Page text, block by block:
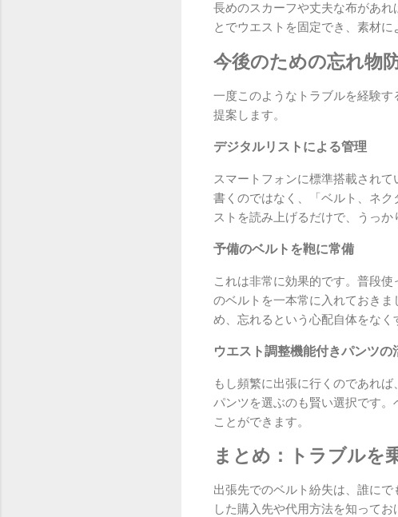
長めのスカーフや丈夫な布があ
とでウエストを固定でき、素材に
今後のための忘れ物
一度このようなトラブルを経験
提案します。
デジタルリストによる管理
スマートフォンに標準搭載され
書くのではなく、「ベルト、ネ
ストを読み上げるだけで、うっか
予備のベルトを鞄に常備
これは非常に効果的です。普段
のベルトを一本常に入れておき
め、忘れるという心配自体をなく
ウエスト調整機能付きパンツの
もし頻繁に出張に行くのであれ
パンツを選ぶのも賢い選択です
ことができます。
まとめ：トラブルを
出張先でのベルト紛失は、誰に
した購入先や代用方法を知って